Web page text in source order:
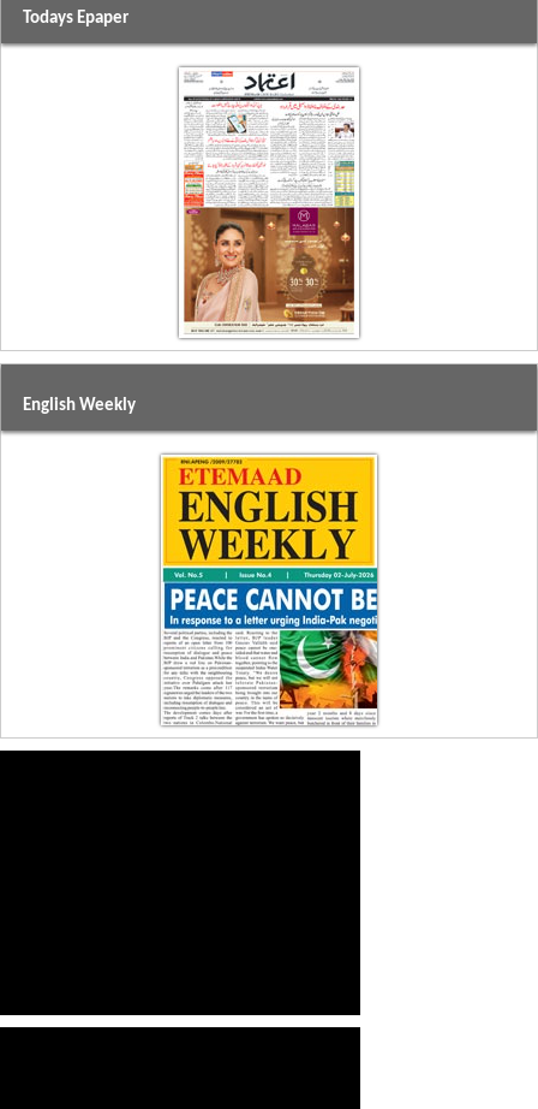
Todays Epaper
English Weekly